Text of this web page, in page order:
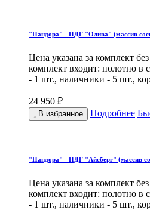
"Пандора" - ПДГ "Олива" (массив
Цена указана за комплект
комплект входит: полотно в
- 1 шт., наличники - 5 шт.,
24 950 ₽
В избранное Подробнее
"Пандора" - ПДГ "Айсберг" (массив
Цена указана за комплект
комплект входит: полотно в
- 1 шт., наличники - 5 шт.,